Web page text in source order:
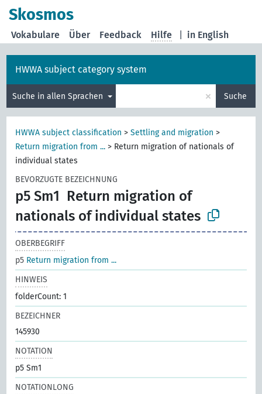
Skosmos
in English
Vokabulare Über Feedback Hilfe
HWWA subject category system
Suche in allen Sprachen × Suche
HWWA subject classification >Settling and migration >
Return migration from ... > Return migration of nationals of
individual states
BEVORZUGTE BEZEICHNUNG
p5 Sm1 Return migration of
nationals of individual states
OBERBEGRIFF
p5 Return migration from ...
HINWEIS
folderCount: 1
BEZEICHNER
145930
NOTATION
p5 Sm1
NOTATIONLONG